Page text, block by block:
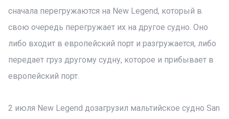
сначала перегружаются на New Legend, который в
свою очередь перегружает их на другое судно. Оно
либо входит в европейский порт и разгружается, либо
передает груз другому судну, которое и прибывает в
европейский порт.
2 июля New Legend дозагрузил мальтийское судно San